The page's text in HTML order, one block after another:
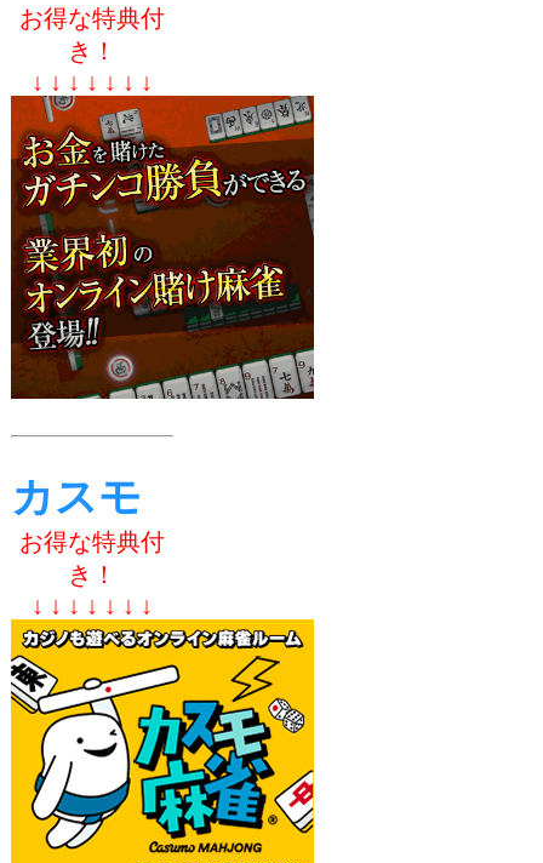
お得な特典付
き！
↓ ↓ ↓ ↓ ↓ ↓ ↓
カスモ
お得な特典付
き！
↓ ↓ ↓ ↓ ↓ ↓ ↓